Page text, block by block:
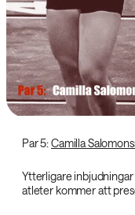
Par 5:Camilla
Ytterligare
atleter kommer att